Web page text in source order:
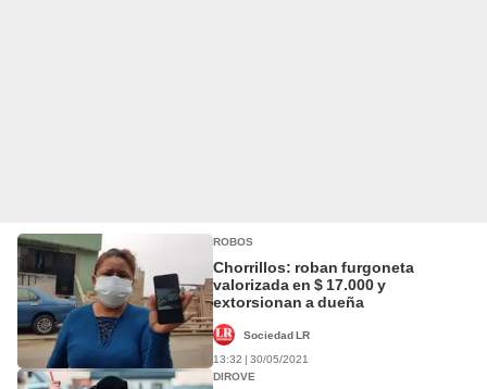
ROBOS
Chorrillos: roban furgoneta
valorizada en $ 17.000 y
extorsionan a dueña
Sociedad LR
13:32 | 30/05/2021
DIROVE